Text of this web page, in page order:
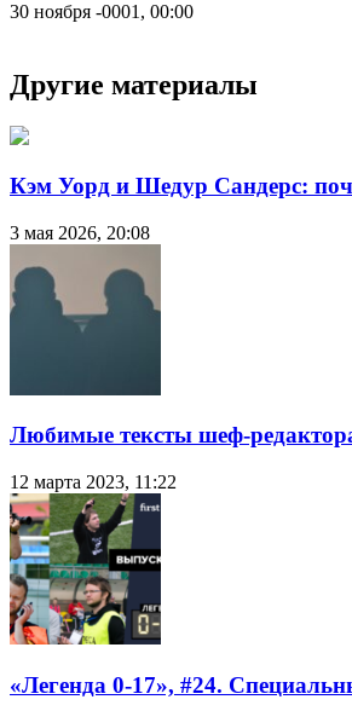
30 ноября -0001, 00:00
Другие материалы
Кэм Уорд и Шедур Сандерс:
3 мая 2026, 20:08
Любимые тексты шеф-
12 марта 2023, 11:22
«Легенда 0-17», #24.